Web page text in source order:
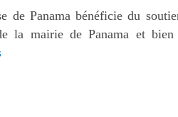
de Panama bénéficie du
la mairie de Panama et